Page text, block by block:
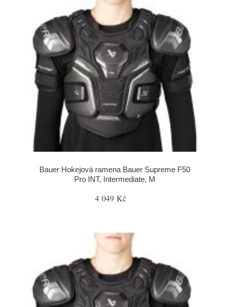
Bauer Hokejová ramena Bauer Supreme F50
Pro INT, Intermediate, M
4 049 Kč